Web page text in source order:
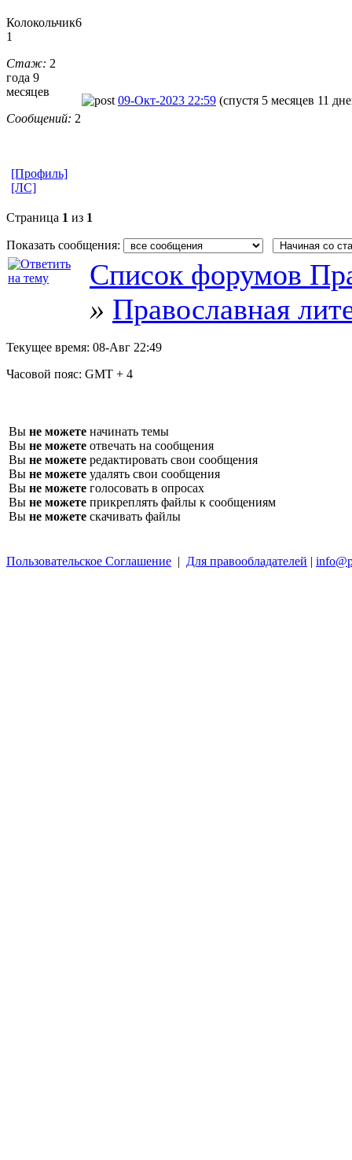
Колокольчик6
1
Стаж: 2
года 9
месяцев
Сообщений: 2
09-Окт-2023 22:59 (спустя 5 месяцев 11
[Профиль]
[ЛС]
Страница 1 из 1
Показать сообщения:
Список форумов
» Православная
Текущее время: 08-Авг 22:49
Часовой пояс: GMT + 4
Вы не можете начинать темы
Вы не можете отвечать на сообщения
Вы не можете редактировать свои сообщения
Вы не можете удалять свои сообщения
Вы не можете голосовать в опросах
Вы не можете прикреплять файлы к сообщениям
Вы не можете скачивать файлы
Пользовательское Соглашение | Для правообладателей |